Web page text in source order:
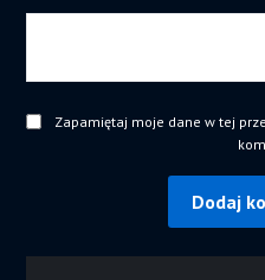
Zapamiętaj moje dane w tej